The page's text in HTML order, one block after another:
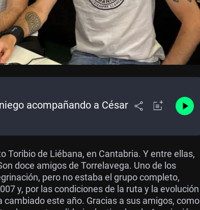
acompañando a César
Toribio de Liébana, en Cantabria. Y entre ellas,
doce amigos de Torrelavega. Uno de los
pero no estaba el grupo completo,
y, por las condiciones de la ruta y la evolución
este año. Gracias a sus amigos, como